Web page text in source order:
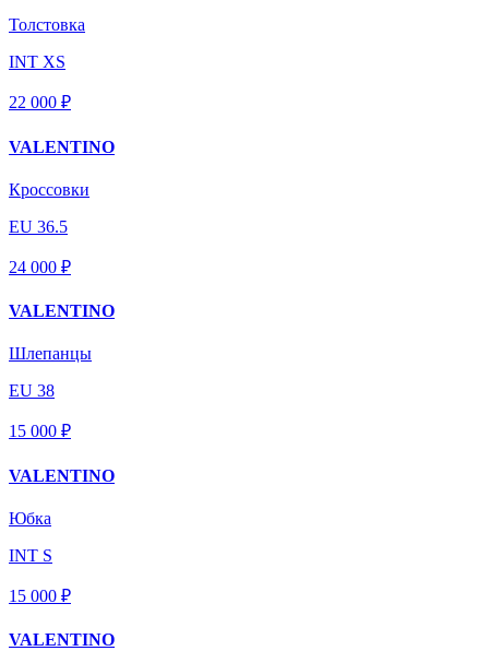
Толстовка
INT XS
22 000 ₽
VALENTINO
Кроссовки
EU 36.5
24 000 ₽
VALENTINO
Шлепанцы
EU 38
15 000 ₽
VALENTINO
Юбка
INT S
15 000 ₽
VALENTINO